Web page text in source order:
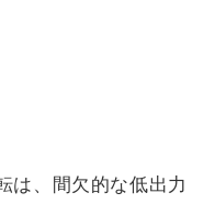
は、間欠的な低出力